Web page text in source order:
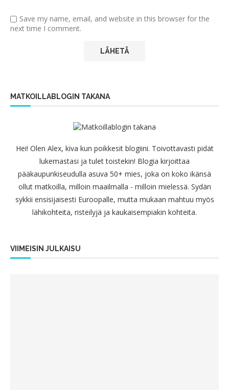
Save my name, email, and website in this browser for the
next time I comment.
MATKOILLABLOGIN TAKANA
Hei! Olen Alex, kiva kun poikkesit blogiini. Toivottavasti pidät
lukemastasi ja tulet toistekin! Blogia kirjoittaa
pääkaupunkiseudulla asuva 50+ mies, joka on koko ikänsä
ollut matkoilla, milloin maailmalla - milloin mielessä. Sydän
sykkii ensisijaisesti Euroopalle, mutta mukaan mahtuu myös
lähikohteita, risteilyjä ja kaukaisempiakin kohteita.
VIIMEISIN JULKAISU